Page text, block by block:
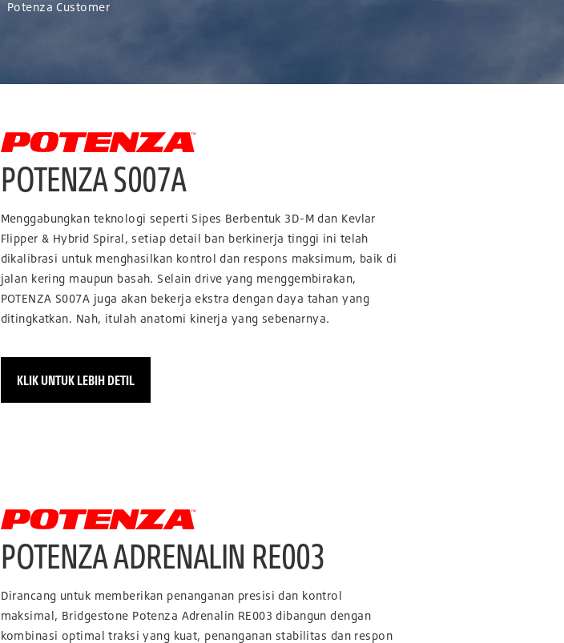
Potenza Customer
POTENZA S007A
Menggabungkan teknologi seperti Sipes Berbentuk 3D-M dan Kevlar
Flipper & Hybrid Spiral, setiap detail ban berkinerja tinggi ini telah
dikalibrasi untuk menghasilkan kontrol dan respons maksimum, baik di
jalan kering maupun basah. Selain drive yang menggembirakan,
POTENZA S007A juga akan bekerja ekstra dengan daya tahan yang
ditingkatkan. Nah, itulah anatomi kinerja yang sebenarnya.
KLIK UNTUK LEBIH DETIL
POTENZA ADRENALIN RE003
Dirancang untuk memberikan penanganan presisi dan kontrol
maksimal, Bridgestone Potenza Adrenalin RE003 dibangun dengan
kombinasi optimal traksi yang kuat, penanganan stabilitas dan respon